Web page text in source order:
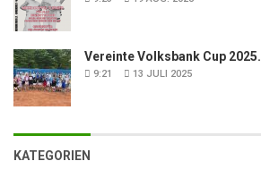
Vereinte Volksbank Cup 2025.
9:21 13 JULI 2025
KATEGORIEN